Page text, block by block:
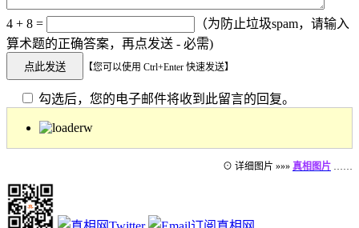
4 + 8 =
（为防止垃圾spam，请输入
算术题的正确答案，再点发送 - 必需)
【您可以使用 Ctrl+Enter 快速发送】
勾选后，您的电子邮件将收到此留言的回复。
⊙ 详细图片 »»» 真相图片 ……